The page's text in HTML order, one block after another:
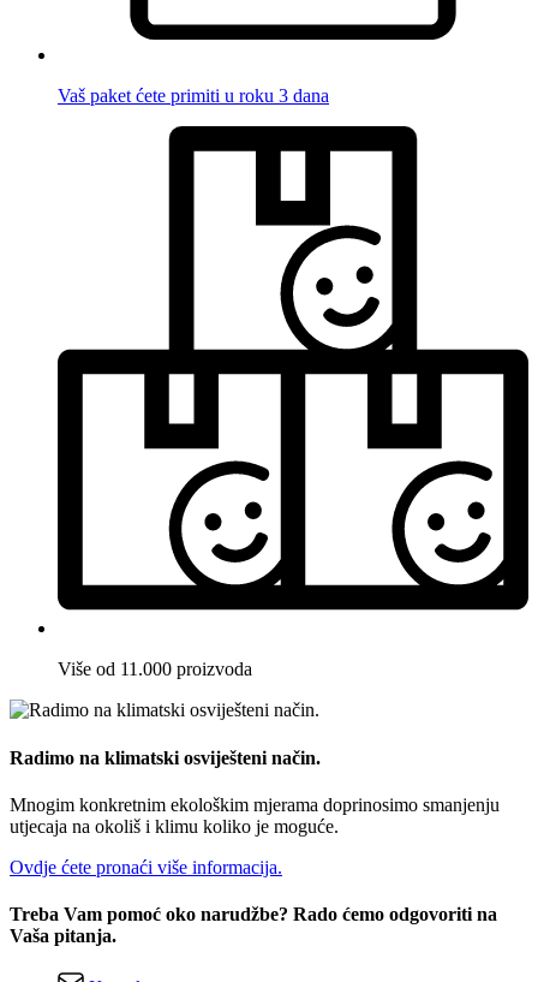
Vaš paket ćete primiti u roku 3 dana
Više od 11.000 proizvoda
Radimo na klimatski osviješteni način.
Mnogim konkretnim ekološkim mjerama doprinosimo smanjenju
utjecaja na okoliš i klimu koliko je moguće.
Ovdje ćete pronaći više informacija.
Treba Vam pomoć oko narudžbe? Rado ćemo odgovoriti na
Vaša pitanja.